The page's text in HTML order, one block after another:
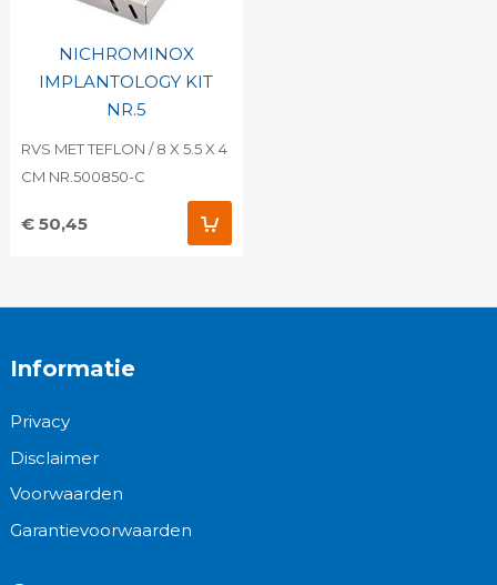
NICHROMINOX
IMPLANTOLOGY KIT
NR.5
RVS MET TEFLON / 8 X 5.5 X 4
CM NR.500850-C
€ 50,45
Informatie
Privacy
Disclaimer
Voorwaarden
Garantievoorwaarden